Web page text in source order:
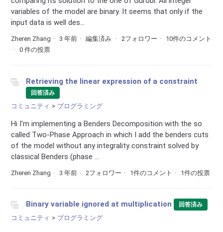
variables of the model are binary. It seems that only if the
input data is well des...
Zheren Zhang 3 年前 編集済み 2フォロワー
10件のコメント
0 件の投票
Retrieving the linear expression of a constraint
回答済み
コミュニティ プログラミング
Hi I'm implementing a Benders Decomposition with the so
called Two-Phase Approach in which I add the benders cuts
of the model without any integrality constraint solved by
classical Benders (phase ...
Zheren Zhang 3 年前 2フォロワー 1件のコメント 1件の投票
Binary variable ignored at multiplication 回答済み
コミュニティ プログラミング